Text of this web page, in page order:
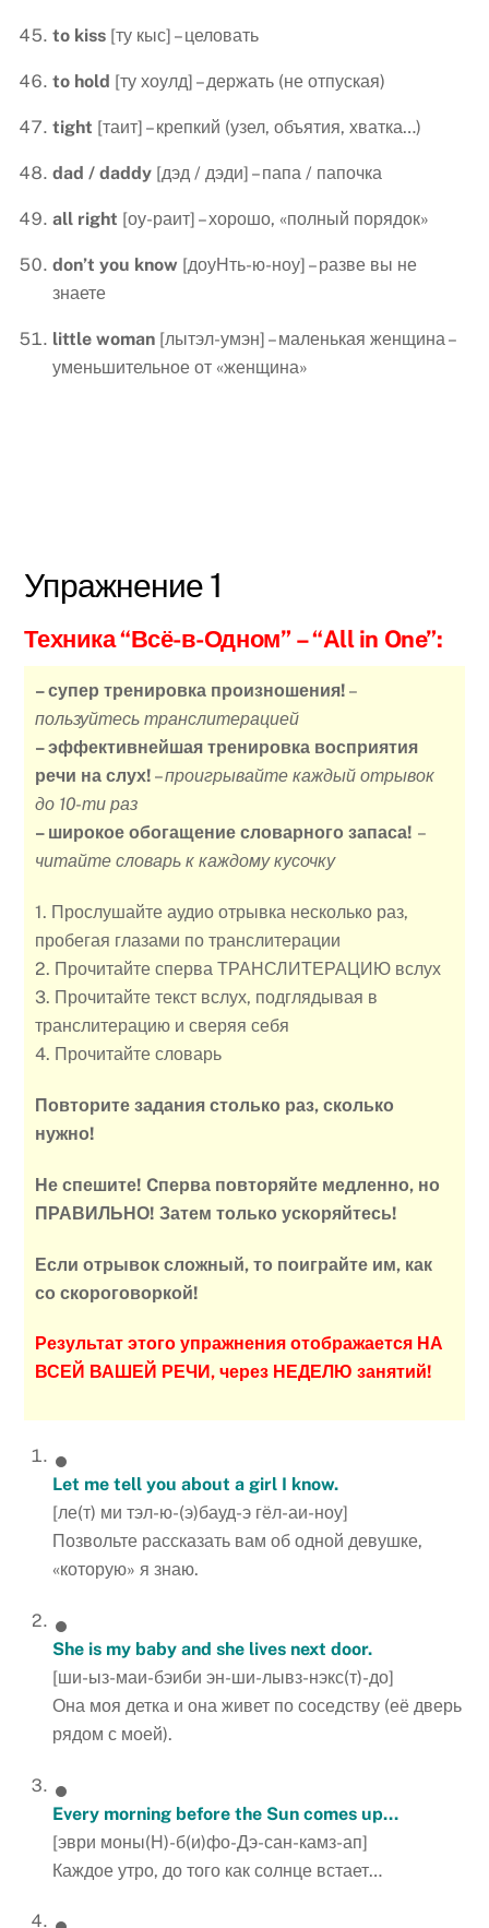
to kiss [ту кыс] – целовать
to hold [ту хоулд] – держать (не отпуская)
tight [таит] – крепкий (узел, объятия, хватка…)
dad / daddy [дэд / дэди] – папа / папочка
all right [оу-раит] – хорошо, «полный порядок»
don’t you know [доуНть-ю-ноу] – разве вы не
знаете
little woman [лытэл-умэн] – маленькая женщина –
уменьшительное от «женщина»
Упражнение 1
Техника “Всё-в-Одном”– “All in One”:
– супер тренировка произношения! –
пользуйтесь транслитерацией
– эффективнейшая тренировка восприятия
речи на слух! –проигрывайте каждый отрывок
до 10-ти раз
– широкое обогащение словарного запаса! –
читайте словарь к каждому кусочку
1. Прослушайте аудио отрывка несколько раз,
пробегая глазами по транслитерации
2. Прочитайте сперва ТРАНСЛИТЕРАЦИЮ вслух
3. Прочитайте текст вслух, подглядывая в
транслитерацию и сверяя себя
4. Прочитайте словарь
Повторите задания столько раз, сколько
нужно!
Не спешите! Cперва повторяйте медленно, но
ПРАВИЛЬНО! Затем только ускоряйтесь!
Если отрывок сложный, то поиграйте им, как
со скороговоркой!
Результат этого упражнения отображается НА
ВСЕЙ ВАШЕЙ РЕЧИ, через НЕДЕЛЮ занятий!
Let me tell you about a girl I know.
[ле(т) ми тэл-ю-(э)бауд-э гёл-аи-ноу]
Позвольте рассказать вам об одной девушке,
«которую» я знаю.
She is my baby and she lives next door.
[ши-ыз-маи-бэиби эн-ши-лывз-нэкс(т)-до]
Она моя детка и она живет по соседству (её дверь
рядом с моей).
Every morning before the Sun comes up…
[эври моны(Н)-б(и)фо-Дэ-сан-камз-ап]
Каждое утро, до того как солнце встает…